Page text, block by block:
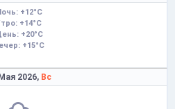
+12°C
+14°C
+20°C
+15°C
2026, Вс